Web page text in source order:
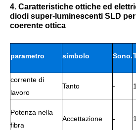
4. Caratteristiche ottiche ed
diodi super-luminescenti SLD
coerente ottica
parametro simbolo Sono.
corrente di
lavoro
Tanto -
Potenza nella
fibra
Accettazione -